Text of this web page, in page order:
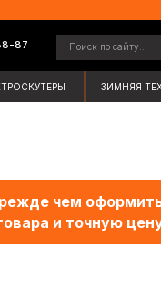
по сайту...
чем
и точную